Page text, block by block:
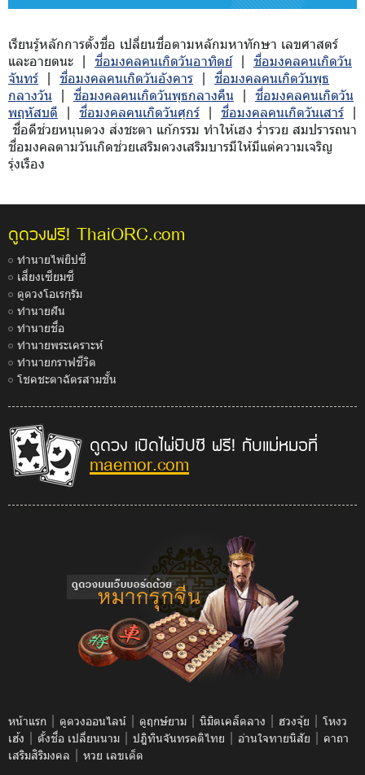
เรียนรู้หลักการตั้งชื่อ เปลี่ยนชื่อตามหลักมหาทักษา เลขศาสตร์
และอายตนะ | ชื่อมงคลคนเกิดวันอาทิตย์| ชื่อมงคลคนเกิดวัน
จันทร์ | ชื่อมงคลคนเกิดวันอังคาร | ชื่อมงคลคนเกิดวันพุธ
กลางวัน | ชื่อมงคลคนเกิดวันพุธกลางคืน | ชื่อมงคลคนเกิดวัน
พฤหัสบดี | ชื่อมงคลคนเกิดวันศุกร์ | ชื่อมงคลคนเกิดวันเสาร์ |
ชื่อดีช่วยหนุนดวง ส่งชะตา แก้กรรม ทำให้เฮง ร่ำรวย สมปรารถนา
ชื่อมงคลตามวันเกิดช่วยเสริมดวงเสริมบารมีให้มีแต่ความเจริญ
รุ่งเรือง
ดูดวงฟรี! ThaiORC.com
ทำนายไพ่ยิปซี
เสี่ยงเซียมซี
ดูดวงโอเรกุรัม
ทำนายฝัน
ทำนายชื่อ
ทำนายพระเคราะห์
ทำนายกราฟชีวิต
โชคชะตาฉัตรสามชั้น
ดูดวง เปิดไพ่ยิปซี ฟรี! กับแม่หมอที่
maemor.com
หน้าแรก | ดูดวงออนไลน์ | ดูฤกษ์ยาม | นิมิตเคล็ดลาง | ฮวงจุ้ย | โหงว
เฮ้ง | ตั้งชื่อ เปลี่ยนนาม | ปฎิทินจันทรคติไทย | อ่านใจทายนิสัย | คาถา
เสริมสิริมงคล | หวย เลขเด็ด